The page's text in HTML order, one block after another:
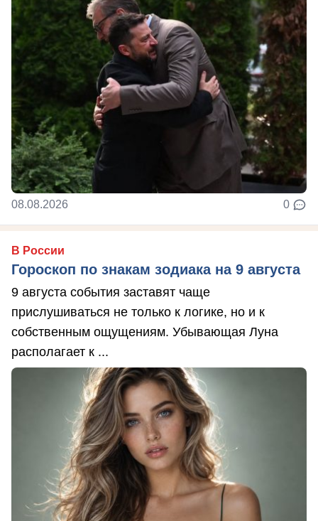
08.08.2026 0
В России
Гороскоп по знакам зодиака на 9 августа
9 августа события заставят чаще
прислушиваться не только к логике, но и к
собственным ощущениям. Убывающая Луна
располагает к ...